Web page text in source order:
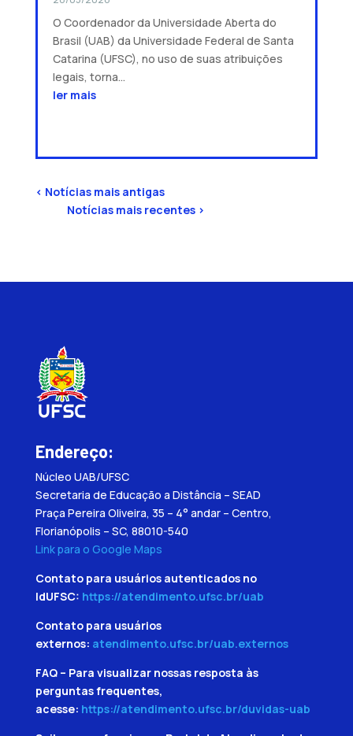
O Coordenador da Universidade Aberta do
Brasil (UAB) da Universidade Federal de Santa
Catarina (UFSC), no uso de suas atribuições
legais, torna...
ler mais
« Entradas Antigas
Endereço:
Núcleo UAB/UFSC
Secretaria de Educação a Distância – SEAD
Praça Pereira Oliveira, 35 – 4° andar – Centro,
Florianópolis – SC, 88010-540
Link para o Google Maps
Contato para usuários autenticados no
IdUFSC: https://atendimento.ufsc.br/uab
Contato para usuários
externos: atendimento.ufsc.br/uab.externos
FAQ – Para visualizar nossas resposta às
perguntas frequentes,
acesse: https://atendimento.ufsc.br/duvidas-uab